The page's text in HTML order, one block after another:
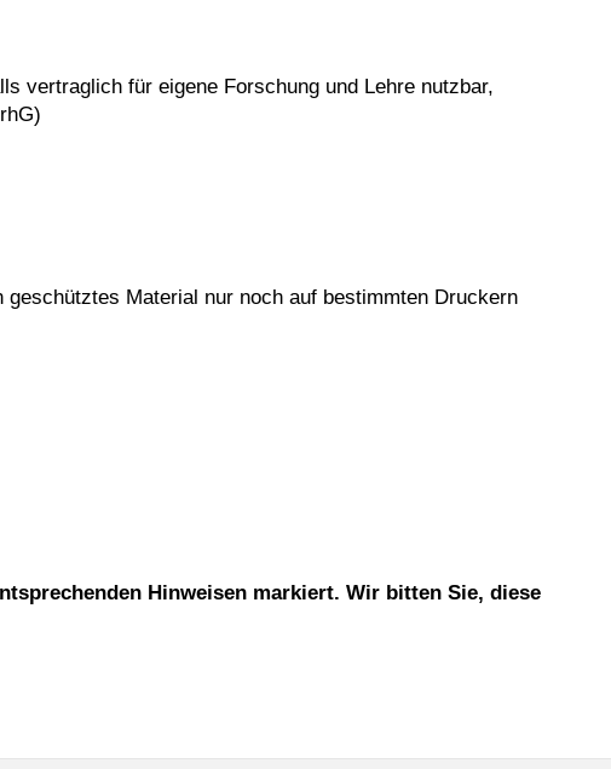
vertraglich für eigene Forschung und Lehre nutzbar,
Material nur noch auf bestimmten Druckern
Hinweisen markiert. Wir bitten Sie, diese